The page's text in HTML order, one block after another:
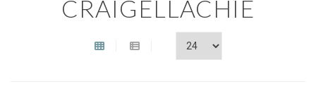
CRAIGELLACHIE